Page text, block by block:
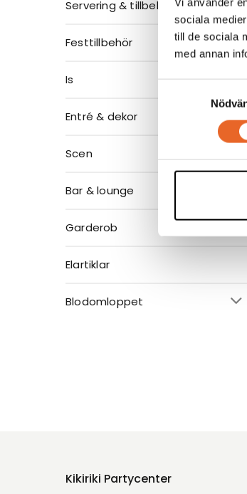
sociala
till de sociala
med annan
Servering & tillbehör
Festtillbehör
Is
Entré & dekor
Scen
Bar & lounge
Garderob
Elartiklar
Blodomloppet
Kikiriki Partycenter